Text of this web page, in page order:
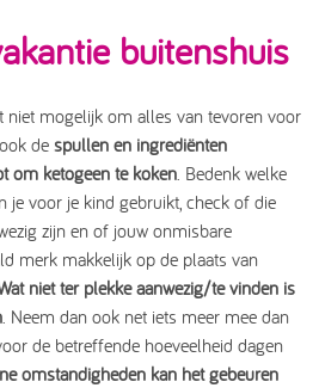
buitenshuis
niet mogelijk om alles van tevoren voor
de spullen en ingrediënten
om ketogeen te koken. Bedenk welke
je voor je kind gebruikt, check of die
zijn en of jouw onmisbare
merk makkelijk op de plaats van
niet ter plekke aanwezig/te vinden is
. Neem dan ook net iets meer mee dan
de betreffende hoeveelheid dagen
omstandigheden kan het gebeuren